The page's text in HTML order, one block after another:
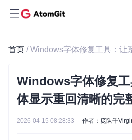
首页
Windows字体修复
体显示重回清晰的完
2026-04-15 08:28:33 作者：庞队千